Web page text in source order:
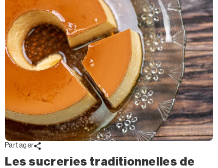
Les sucreries traditionnelles de
Partager